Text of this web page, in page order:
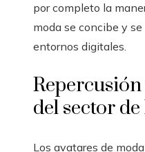
por completo la
moda se concibe y
entornos digitales.
del sector
Los avatares de